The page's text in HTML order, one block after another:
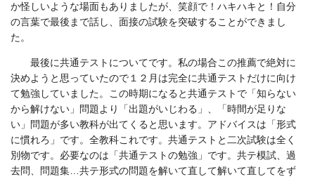
か怪しいような場面もありましたが、笑顔で！ハキハキと！自分
の言葉で最後まで話し、面接の試験を突破することができまし
た。
最後に共通テストについてです。私の場合この推薦で絶対に
決めようと思っていたので１２月は完全に共通テストだけに向け
て勉強していました。この時期になると共通テストで「知らない
から解けない」問題より「出題がいじわる」、「時間が足りな
い」問題が多い教科が出てくると思います。アドバイスは「形式
に慣れろ」です。全教科これです。共通テストと二次試験は全く
別物です。必要なのは「共通テストの勉強」です。共テ模試、過
去問、問題集…共テ形式の問題を解いて直して解いて直してをず